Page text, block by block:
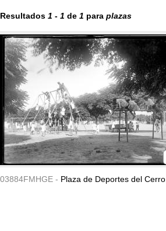
Resultados 1 - 1 de 1 para plazas
03884FMHGE - Plaza de Deportes del Cerro.